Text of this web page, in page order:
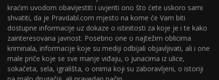
kraćim uvodom obavijestiti i uvjeriti ono što ćete uskoro sami
shvatiti, da je Pravdabl.com mjesto na kome će Vam biti
dostupne informacije uz dokaze o istinitosti za koje je i te kako
zainteresovana javnost. Posebno one o najtežim oblicima
kriminala, informacije koje su mediji odbijali objavljivati, ali i one
male priče koje se sve manje viđaju, o junacima iz ulice,
sokačeta, sela, igrališta, o onima koji su zaboravljeni, o istoriji